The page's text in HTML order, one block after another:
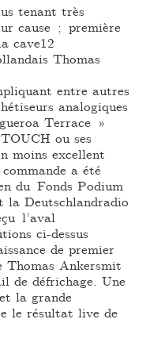
tenant très
cause ; première
cave12
Thomas
entre autres
analogiques
Terrace »
ou ses
moins excellent
a été
du Fonds Podium
Deutschlandradio
l’aval
ci-dessus
de premier
Ankersmit
de défrichage. Une
la grande
le résultat live de